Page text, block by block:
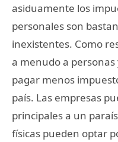
asiduamente los
personales son
inexistentes. Como
a menudo a
pagar menos
país. Las empresas
principales a un
físicas pueden optar